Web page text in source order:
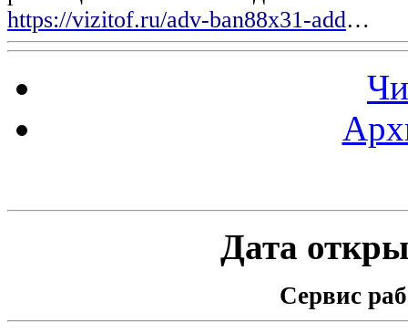
https://vizitof.ru/adv-ban88x31-add…
Дата
Сервис